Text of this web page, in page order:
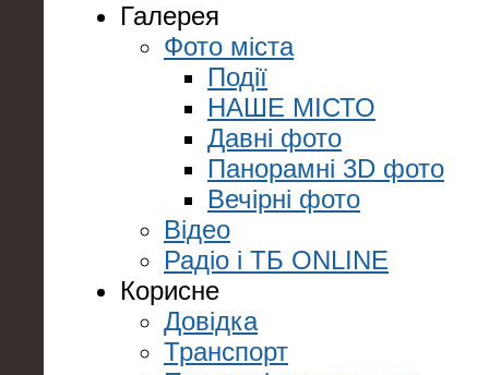
Галерея
Фото міста
Події
НАШЕ МІСТО
Давні фото
Панорамні 3D фото
Вечірні фото
Відео
Радіо і ТБ ONLINE
Корисне
Довідка
Транспорт